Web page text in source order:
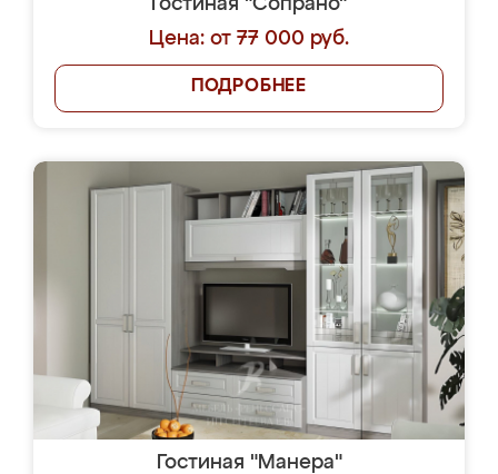
Гостиная "Сопрано"
Цена: от 77 000 руб.
ПОДРОБНЕЕ
Гостиная "Манера"